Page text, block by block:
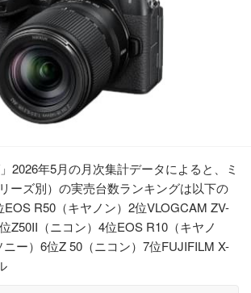
2026年5月の月次集計データによると、ミ
ーズ別）の実売台数ランキングは以下の
R50（キヤノン）2位VLOGCAM ZV-
Z50II（ニコン）4位EOS R10（キヤノ
ー）6位Z 50（ニコン）7位FUJIFILM X-